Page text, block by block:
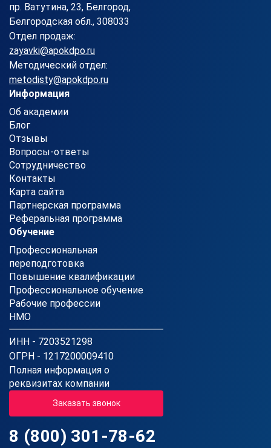
пр. Ватутина, 23, Белгород,
Белгородская обл., 308033
Отдел продаж:
zayavki@apokdpo.ru
Методический отдел:
metodisty@apokdpo.ru
Информация
Об академии
Блог
Отзывы
Вопросы-ответы
Сотрудничество
Контакты
Карта сайта
Партнерская программа
Реферальная программа
Обучение
Профессиональная
переподготовка
Повышение квалификации
Профессиональное обучение
Рабочие профессии
НМО
ИНН - 7203521298
ОГРН - 1217200009410
Полная информация о
реквизитах компании
Заказать звонок
8 (800) 301-78-62